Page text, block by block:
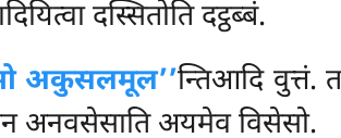
दस्सितोति दट्ठब्बं.
अकुसलमूल’’न्तिआदि वुत्तं.
अनवसेसाति अयमेव विसेसो.